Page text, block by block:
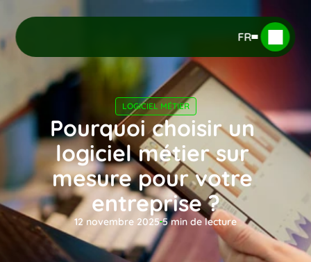
FR
LOGICIEL MÉTIER
Pourquoi choisir un
logiciel métier sur
mesure pour votre
entreprise ?
12 novembre 2025 5 min de lecture